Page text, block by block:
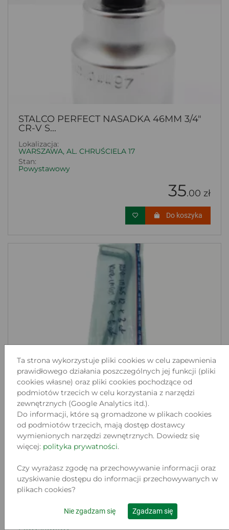
STALCO PERFECT NASADKA 46MM 3/4"
CR-V S...
Lokalizacja:
WARSZAWA, AL. CHRUŚCIELA 17
Stan:
Powystawowy
35.00 zł
Do koszyka
KING TONY KLUCZ IMBUSOWY DLUGI
12MMX262M...
DĄBROWA GÓRNICZA, KRÓLA JANA III
SOBIESKIEGO 3
Powystawowy
Ta strona wykorzystuje pliki cookies w celu zapewnienia
prawidłowego działania poszczególnych jej funkcji (pliki
cookies własne) oraz pliki cookies pochodzące od
podmiotów trzecich w celu korzystania z narzędzi
zewnętrznych (Google Analytics itd.).
Do informacji, które są gromadzone w plikach cookies
od podmiotów trzecich, mają dostęp dostawcy
wymienionych narzędzi zewnętrznych. Dowiedz się
więcej: polityka prywatności.
Czy wyrażasz zgodę na przechowywanie informacji oraz
uzyskiwanie dostępu do informacji przechowywanych w
plikach cookies?
Nie zgadzam się Zgadzam się